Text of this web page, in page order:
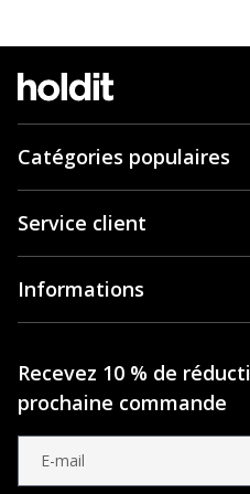
Catégories populaires
Service client
Informations
Recevez 10 % de
prochaine commande